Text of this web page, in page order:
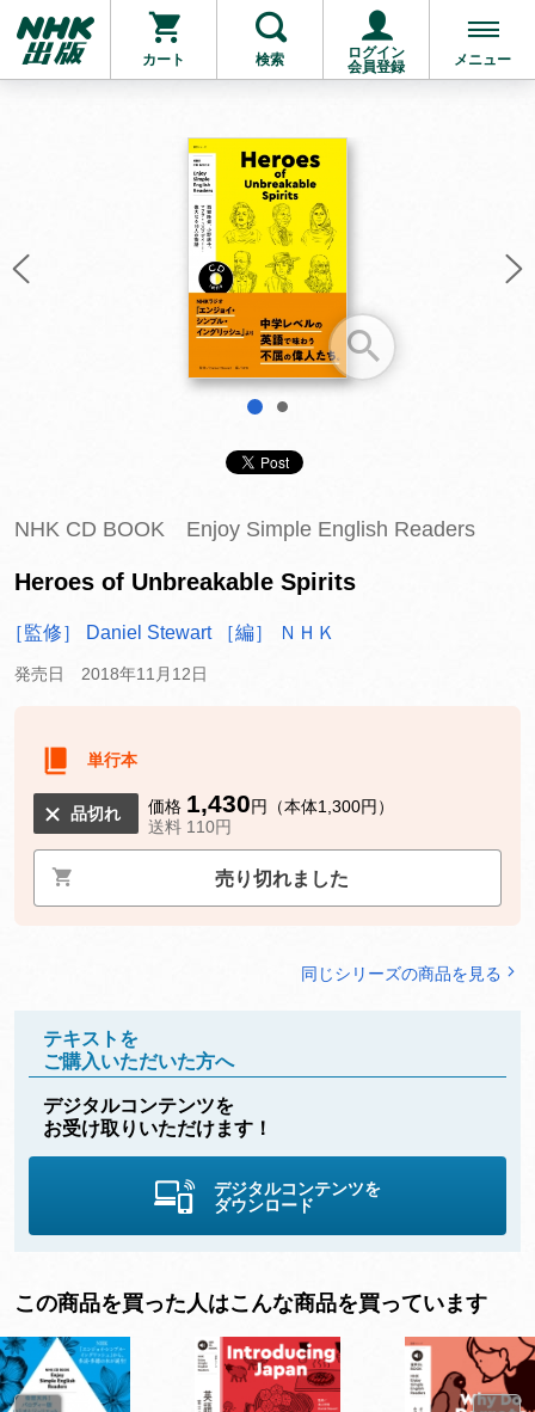
カート 検索
ログイン
会員登録
メニュー
お支払いに進む
他にも商品を買う
1
NHK CD BOOK Enjoy Simple English Readers
Heroes of Unbreakable Spirits
［監修］ Daniel Stewart ［編］ ＮＨＫ
発売日 2018年11月12日
単行本
品切れ 価格 1,430円（本体1,300円）
送料 110円
売り切れました
同じシリーズの商品を見る
テキストを
ご購入いただいた方へ
デジタルコンテンツを
お受け取りいただけます！
デジタルコンテンツを
ダウンロード
この商品を買った人はこんな商品を買っています